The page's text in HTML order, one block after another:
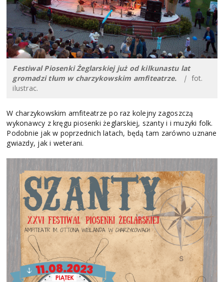
Festiwal Piosenki Żeglarskiej już od kilkunastu lat
gromadzi tłum w charzykowskim amfiteatrze. | fot.
ilustrac.
W charzykowskim amfiteatrze po raz kolejny zagoszczą
wykonawcy z kręgu piosenki żeglarskiej, szanty i i muzyki folk.
Podobnie jak w poprzednich latach, będą tam zarówno uznane
gwiazdy, jak i weterani.